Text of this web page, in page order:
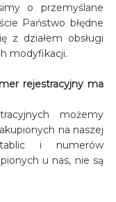
o przemyślane
Państwo błędne
z działem obsługi
modyfikacji.
rejestracyjny ma
możemy
na naszej
i numerów
u nas, nie są